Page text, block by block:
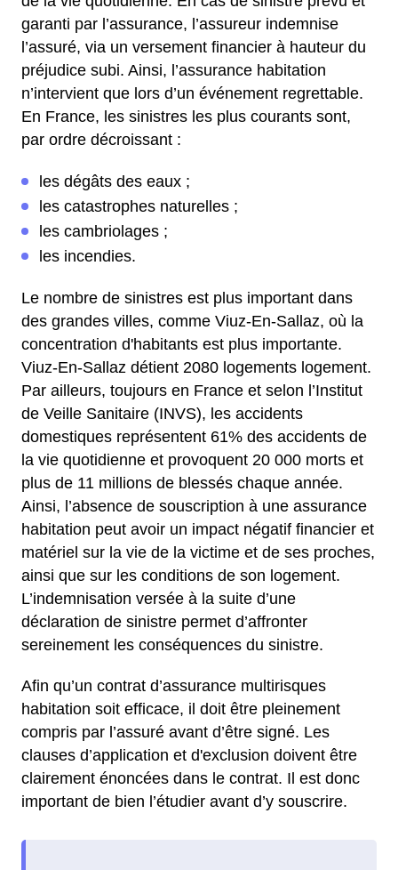
garanti par l’assurance, l’assureur indemnise
l’assuré, via un versement financier à hauteur du
préjudice subi. Ainsi, l’assurance habitation
n’intervient que lors d’un événement regrettable.
En France, les sinistres les plus courants sont,
par ordre décroissant :
les dégâts des eaux ;
les catastrophes naturelles ;
les cambriolages ;
les incendies.
Le nombre de sinistres est plus important dans
des grandes villes, comme Viuz-En-Sallaz, où la
concentration d'habitants est plus importante.
Viuz-En-Sallaz détient 2080 logements logement.
Par ailleurs, toujours en France et selon l’Institut
de Veille Sanitaire (INVS), les accidents
domestiques représentent 61% des accidents de
la vie quotidienne et provoquent 20 000 morts et
plus de 11 millions de blessés chaque année.
Ainsi, l’absence de souscription à une assurance
habitation peut avoir un impact négatif financier et
matériel sur la vie de la victime et de ses proches,
ainsi que sur les conditions de son logement.
L’indemnisation versée à la suite d’une
déclaration de sinistre permet d’affronter
sereinement les conséquences du sinistre.
Afin qu’un contrat d’assurance multirisques
habitation soit efficace, il doit être pleinement
compris par l’assuré avant d’être signé. Les
clauses d’application et d'exclusion doivent être
clairement énoncées dans le contrat. Il est donc
important de bien l’étudier avant d’y souscrire.